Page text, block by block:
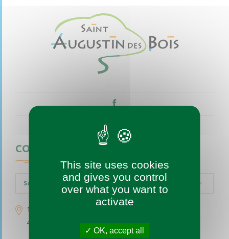
CONTACTEZ-NOUS
Saint-Augustin-des-Bois
1 place de l’église
49170 Saint-Augustin-des-Bois
This site uses cookies
and gives you control
over what you want to
activate
OK, accept all